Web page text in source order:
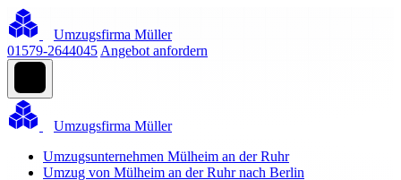
Umzugsfirma Müller
01579-2644045 Angebot anfordern
Umzugsfirma Müller
Umzugsunternehmen Mülheim an der Ruhr
Umzug von Mülheim an der Ruhr nach Berlin